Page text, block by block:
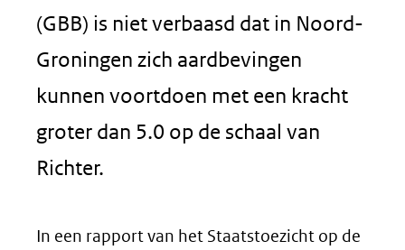
(GBB) is niet verbaasd dat in Noord-
Groningen zich aardbevingen
kunnen voortdoen met een kracht
groter dan 5.0 op de schaal van
Richter.
In een rapport van het Staatstoezicht op de